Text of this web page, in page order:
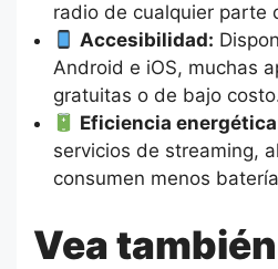
radio de cualquier parte
Accesibilidad:
Android e iOS, muchas
gratuitas o de bajo
Eficiencia
servicios de streaming,
consumen menos
Vea